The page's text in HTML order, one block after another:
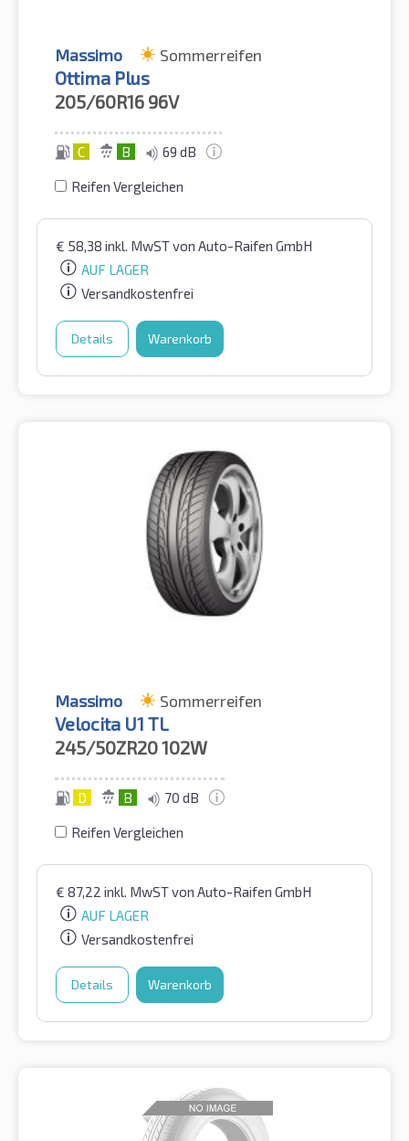
Massimo Sommerreifen
Ottima Plus
205/60R16 96V
C B 69 dB
Reifen Vergleichen
€ 58,38 inkl. MwSTvon Auto-Raifen GmbH
AUF LAGER
Versandkostenfrei
Details Warenkorb
Massimo Sommerreifen
Velocita U1 TL
245/50ZR20102W
D B 70 dB
Reifen Vergleichen
€ 87,22 inkl. MwSTvon Auto-Raifen GmbH
AUF LAGER
Versandkostenfrei
Details Warenkorb